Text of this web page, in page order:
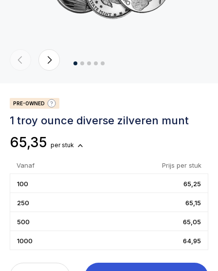
PRE-OWNED
1 troy ounce diverse zilveren munt
65,35 per stuk
Vanaf Prijs per stuk
100 65,25
250 65,15
500 65,05
1000 64,95